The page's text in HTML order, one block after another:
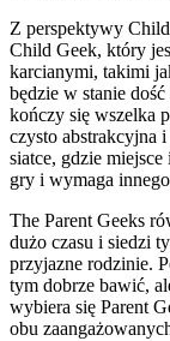
Z perspektywy
Child Geek, który
karcianymi, takimi
będzie w stanie
kończy się wszelka
czysto abstrakcyjna
siatce, gdzie miejsce
gry i wymaga
The Parent Geeks
dużo czasu i siedzi
przyjazne rodzinie.
tym dobrze bawić,
wybiera się Parent
obu